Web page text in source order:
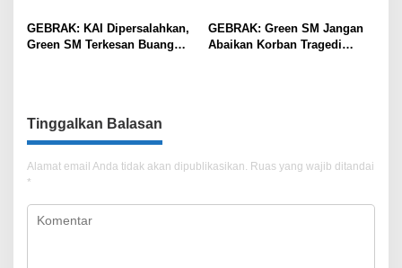
GEBRAK: KAI Dipersalahkan,
Green SM Terkesan Buang
GEBRAK: Green SM Jangan
Abaikan Korban Tragedi
Tinggalkan Balasan
Alamat email Anda tidak akan dipublikasikan. Ruas yang wajib ditandai
*